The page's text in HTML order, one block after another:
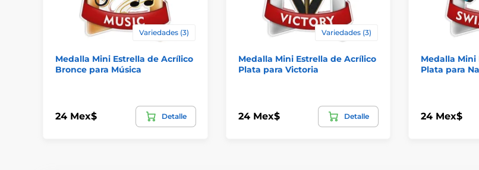
Variedades (3)
Medalla Mini Estrella de Acrílico
Bronce para Música
24 Mex$ Detalle
Variedades (3)
Medalla Mini Estrella de Acrílico
Plata para Victoria
24 Mex$ Detalle
Medalla Mini
Plata para
24 Mex$